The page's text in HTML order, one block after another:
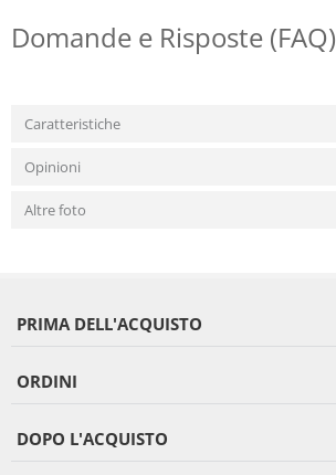
Domande e Risposte (FAQ)
Caratteristiche
Opinioni
Altre foto
PRIMA DELL'ACQUISTO
ORDINI
DOPO L'ACQUISTO